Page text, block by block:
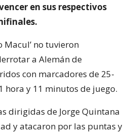
en sus respectivos
Macul’ no tuvieron
a Alemán de
con marcadores de 25-
hora y 11 minutos de juego.
dirigidas de Jorge Quintana
y atacaron por las puntas y